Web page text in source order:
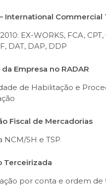
International Commercial
EX-WORKS, FCA,
DAT, DAP, DDP
Empresa no RADAR
de Habilitação e
Fiscal de Mercadorias
NCM/SH e TSP
Terceirizada
por conta e ordem de